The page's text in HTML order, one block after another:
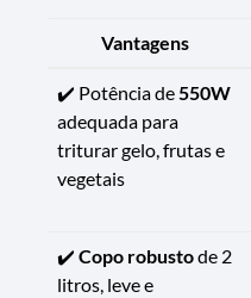
Vantagens
✔️ Potência de550W
adequada para
triturar gelo, frutas e
vegetais
✔️ Copo robustode 2
litros, leve e